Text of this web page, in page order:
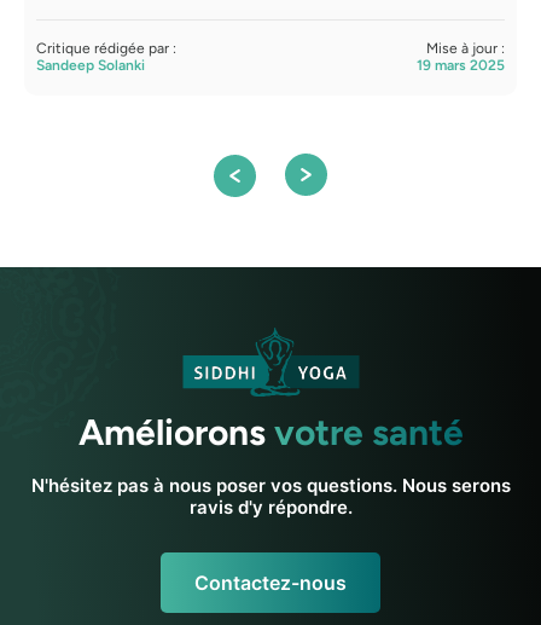
Critique rédigée par :
Sandeep Solanki
Mise à jour :
19 mars 2025
Amélioronsvotre santé
N'hésitez pas à nous poser vos questions. Nous serons
ravis d'y répondre.
Contactez-nous